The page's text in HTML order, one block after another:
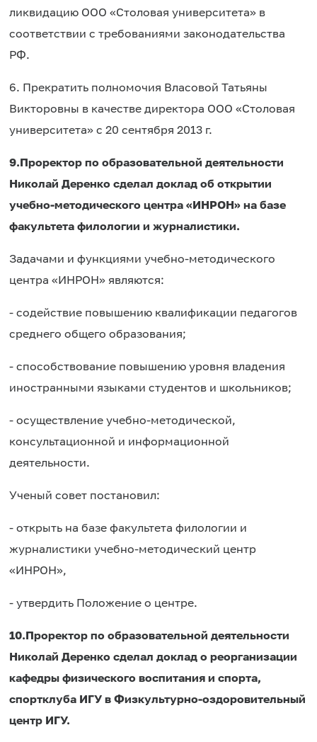
ликвидацию ООО «Столовая университета» в
соответствии с требованиями законодательства
РФ.
6. Прекратить полномочия Власовой Татьяны
Викторовны в качестве директора ООО «Столовая
университета» с 20 сентября 2013 г.
9. Проректор по образовательной деятельности
Николай Деренко сделал доклад об открытии
учебно-методического центра «ИНРОН» на базе
факультета филологии и журналистики.
Задачами и функциями учебно-методического
центра «ИНРОН» являются:
- содействие повышению квалификации педагогов
среднего общего образования;
- способствование повышению уровня владения
иностранными языками студентов и школьников;
- осуществление учебно-методической,
консультационной и информационной
деятельности.
Ученый совет постановил:
- открыть на базе факультета филологии и
журналистики учебно-методический центр
«ИНРОН»,
- утвердить Положение о центре.
10. Проректор по образовательной деятельности
Николай Деренкосделал доклад о реорганизации
кафедры физического воспитания и спорта,
спортклуба ИГУ в Физкультурно-оздоровительный
центр ИГУ.